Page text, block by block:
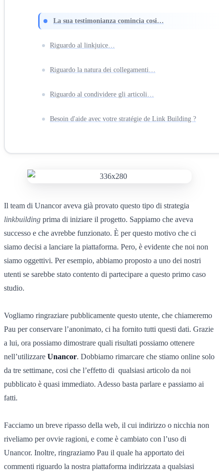
La sua testimonianza comincia cosi…
Riguardo al linkjuice…
Riguardo la natura dei collegamenti…
Riguardo al condividere gli articoli…
Besoin d'aide avec votre stratégie de Link Building ?
Il team di Unancor aveva già provato questo tipo di strategia
linkbuilding prima di iniziare il progetto. Sappiamo che aveva
successo e che avrebbe funzionato. È per questo motivo che ci
siamo decisi a lanciare la piattaforma. Pero, è evidente che noi non
siamo oggettivi. Per esempio, abbiamo proposto a uno dei nostri
utenti se sarebbe stato contento di partecipare a questo primo caso
studio.
Vogliamo ringraziare pubblicamente questo utente, che chiameremo
Pau per conservare l’anonimato, ci ha fornito tutti questi dati. Grazie
a lui, ora possiamo dimostrare quali risultati possiamo ottenere
nell’utilizzare Unancor. Dobbiamo rimarcare che stiamo online solo
da tre settimane, cosi che l’effetto di qualsiasi articolo da noi
pubblicato è quasi immediato. Adesso basta parlare e passiamo ai
fatti.
Facciamo un breve ripasso della web, il cui indirizzo o nicchia non
riveliamo per ovvie ragioni, e come è cambiato con l’uso di
Unancor. Inoltre, ringraziamo Pau il quale ha apportato dei
commenti riguardo la nostra piattaforma indirizzata a qualsiasi